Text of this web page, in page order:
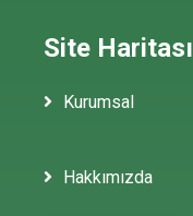
Site Haritası
Kurumsal
Hakkımızda